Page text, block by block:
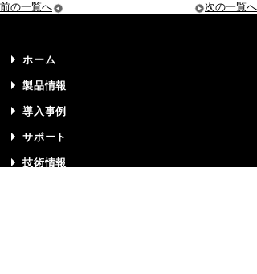
前の一覧へ 次の一覧へ
ホーム
製品情報
導入事例
サポート
技術情報